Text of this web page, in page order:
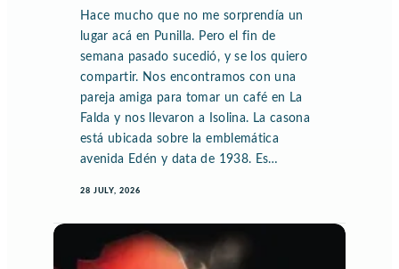
Hace mucho que no me sorprendía un
lugar acá en Punilla. Pero el fin de
semana pasado sucedió, y se los quiero
compartir. Nos encontramos con una
pareja amiga para tomar un café en La
Falda y nos llevaron a Isolina. La casona
está ubicada sobre la emblemática
avenida Edén y data de 1938. Es…
28 JULY, 2026